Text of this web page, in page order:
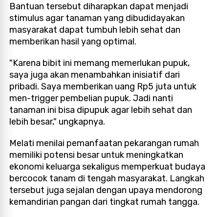
Bantuan tersebut diharapkan dapat menjadi
stimulus agar tanaman yang dibudidayakan
masyarakat dapat tumbuh lebih sehat dan
memberikan hasil yang optimal.
"Karena bibit ini memang memerlukan pupuk,
saya juga akan menambahkan inisiatif dari
pribadi. Saya memberikan uang Rp5 juta untuk
men-trigger pembelian pupuk. Jadi nanti
tanaman ini bisa dipupuk agar lebih sehat dan
lebih besar," ungkapnya.
Melati menilai pemanfaatan pekarangan rumah
memiliki potensi besar untuk meningkatkan
ekonomi keluarga sekaligus memperkuat budaya
bercocok tanam di tengah masyarakat. Langkah
tersebut juga sejalan dengan upaya mendorong
kemandirian pangan dari tingkat rumah tangga.